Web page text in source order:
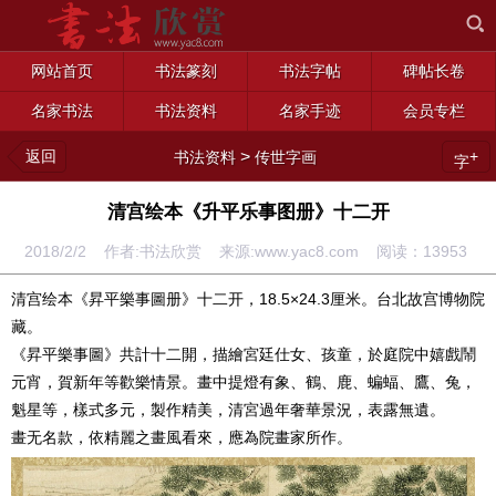
网站首页 书法篆刻 书法字帖 碑帖长卷
名家书法 书法资料 名家手迹 会员专栏
返回 书法资料 >传世字画 字+
清宫绘本《升平乐事图册》十二开
2018/2/2 作者:书法欣赏 来源:www.yac8.com 阅读： 13953
清宫绘本《昇平樂事圖册》十二开，18.5×24.3厘米。台北故宫博物院
藏。
《昇平樂事圖》共計十二開，描繪宮廷仕女、孩童，於庭院中嬉戲鬧
元宵，賀新年等歡樂情景。畫中提燈有象、鶴、鹿、蝙蝠、鷹、兔，
魁星等，樣式多元，製作精美，清宮過年奢華景況，表露無遺。
畫无名款，依精麗之畫風看來，應為院畫家所作。